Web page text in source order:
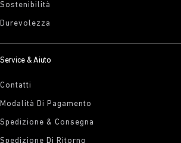
Sostenibilità
Durevolezza
Service & Aiuto
Contatti
Modalità Di Pagamento
Spedizione & Consegna
Spedizione Di Ritorno